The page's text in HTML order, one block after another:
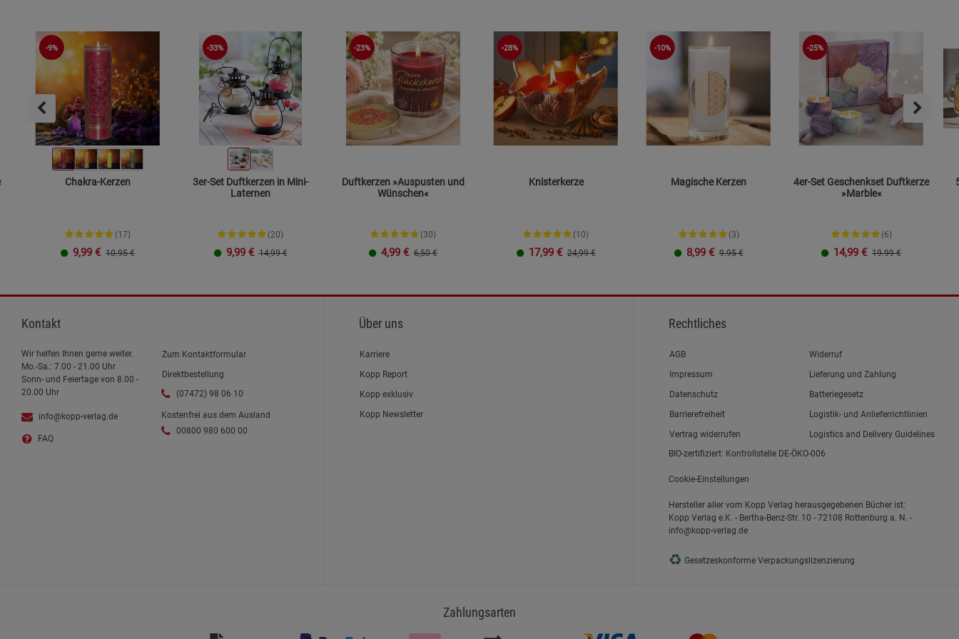
-9%
Chakra-Kerzen
(17)
9,99 € 10.95 €
-33%
3er-Set Duftkerzen in Mini-
Laternen
(20)
9,99 € 14,99 €
-23%
Duftkerzen »Auspusten und
Wünschen«
(30)
4,99 € 6,50 €
Berry Vanille 2er-Set
-28%
Knisterkerze
(10)
17,99 € 24,99 €
Bratapfel Citronella Vanille 3er-Set
-10%
Magische Kerzen
(3)
8,99 € 9.95 €
Motiv 1 Motiv 2 Motiv 3 Motiv 4
-25%
4er-Set Geschenkset Duftkerze
»Marble«
(6)
14,99 € 19.99 €
Kontakt
Wir helfen Ihnen gerne weiter.
Mo.-Sa.: 7.00 - 21.00 Uhr
Sonn- und Feiertage von 8.00 -
20.00 Uhr
info@kopp-verlag.de
FAQ
Zum Kontaktformular
Direktbestellung
(07472) 98 06 10
Kostenfrei aus dem Ausland
00800 980 600 00
Über uns
Karriere
Kopp Report
Kopp exklusiv
Kopp Newsletter
Rechtliches
Link zum/zur
AGB
Link zum/zur
Impressum
Link zum/zur
Datenschutz
Link zum/zur
Barrierefreiheit
Vertrag widerrufen
Widerruf
Lieferung und Zahlung
Batteriegesetz
Logistik- und Anlieferrichtlinien
Logistics and Delivery Guidelines
BIO-zertifiziert: Kontrollstelle DE-ÖKO-006
Cookie-Einstellungen
Hersteller aller vom Kopp Verlag herausgegebenen Bücher ist:
Kopp Verlag e.K. - Bertha-Benz-Str. 10 - 72108 Rottenburg a. N. -
info@kopp-verlag.de
♻ Gesetzeskonforme Verpackungslizenzierung
Zahlungsarten